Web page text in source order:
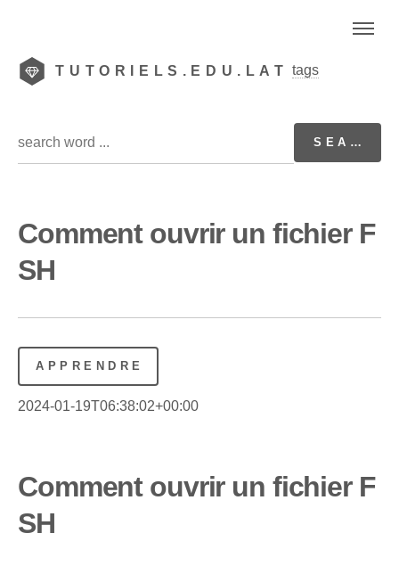
TUTORIELS.EDU.LAT tags
Comment ouvrir un fichier F
SH
APPRENDRE
2024-01-19T06:38:02+00:00
Comment ouvrir un fichier F
SH